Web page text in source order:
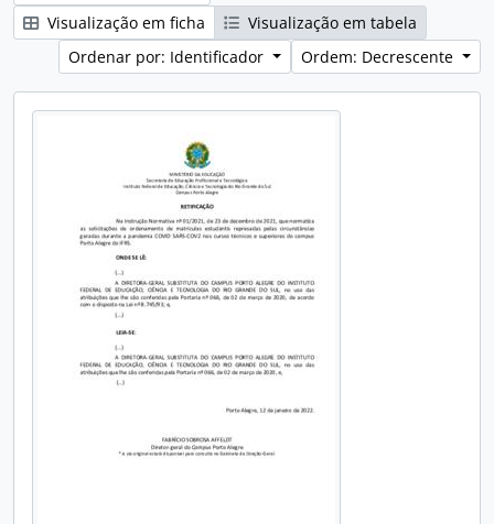
Visualização em ficha
Visualização em tabela
Ordenar por: Identificador
Ordem: Decrescente